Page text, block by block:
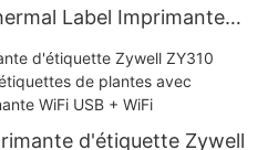
Label Imprimante
avec adaptateur Bouil-
d'étiquette Zywell